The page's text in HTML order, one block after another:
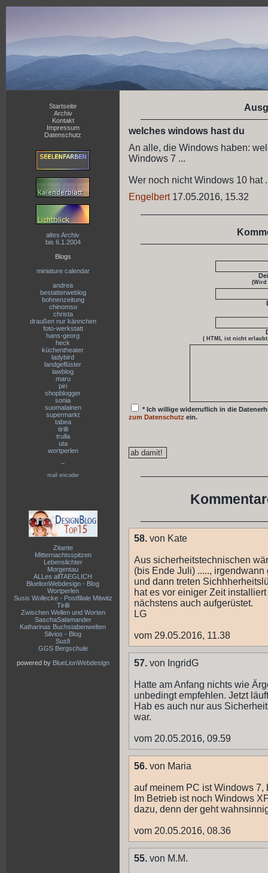
Startseite
Archiv
Kontakt
Impressum
Datenschutz
altes Archiv
bis 6.1.2004
Blogs
miniature calendar
andrea
bestatterweblog
bohnenzeitung
chinomso
christa
draußen nur kännchen
foto-werkstatt
hans-georg
heck
küchentheater
ladybird
landgeflüster
lawblog
maru
piri
shopblogger
sonia
suomalainen
supermarkt
tabea
tirilli
trulla
uta
wortperlen
--
mail encoder
Zitante
Mitternachtsspitzen
Lebenslichter
Morgentau
ALLes allTAEGLICH
BluelionWebdesign - Blog
Wortperlen
Susis Wollecke - Postfiliale Mitwitz
Tirilli
Zwischen Wellen und Worten
SaschaSalamander
Katharinas Buchstabenwelten
Silvios - Blog
Susfi
GGS Bergschule
powered by BlueLionWebdesign
welches windows hast du
An alle, die Windows haben:
Windows 7 ...
Wer noch nicht Windows 10 hat
Engelbert17.05.2016, 15.32
(Wird
( HTML ist nicht
* Ich willige widerruflich in die
zum Datenschutz ein.
58. von Kate
Aus sicherheitstechnischen
(bis Ende Juli) .....,
und dann treten
hat es vor einiger Zeit
nächstens auch aufgerüstet.
LG
vom 29.05.2016, 11.38
57. von IngridG
Hatte am Anfang nichts wie
unbedingt empfehlen. Jetzt
Hab es auch nur aus
war.
vom 20.05.2016, 09.59
56. von Maria
auf meinem PC ist Windows 7,
Im Betrieb ist noch Windows
dazu, denn der geht
vom 20.05.2016, 08.36
55. von M.M.